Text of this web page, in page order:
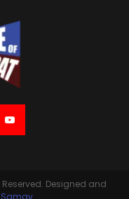
Designed and